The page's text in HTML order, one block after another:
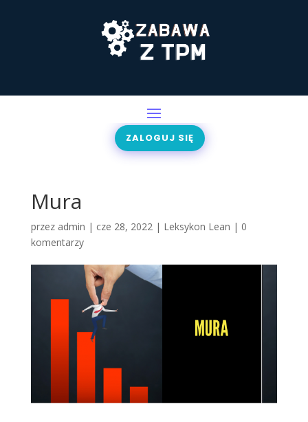
ZALOGUJ SIĘ
Mura
przez admin | cze 28, 2022| Leksykon Lean | 0
komentarzy